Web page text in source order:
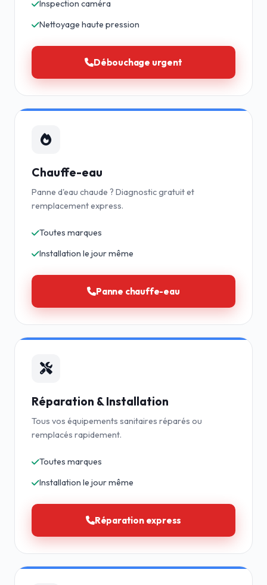
Inspection caméra
Nettoyage haute pression
Débouchage urgent
Chauffe-eau
Panne d'eau chaude ? Diagnostic gratuit et
remplacement express.
Toutes marques
Installation le jour même
Panne chauffe-eau
Réparation & Installation
Tous vos équipements sanitaires réparés ou
remplacés rapidement.
Toutes marques
Installation le jour même
Réparation express